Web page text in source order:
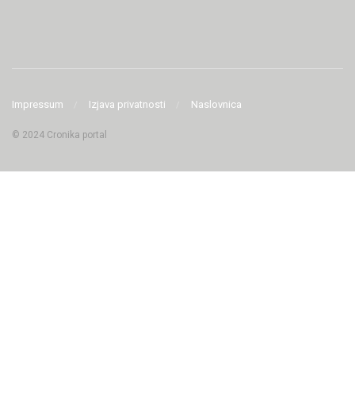
Impressum Izjava privatnosti Naslovnica
© 2024 Cronika portal